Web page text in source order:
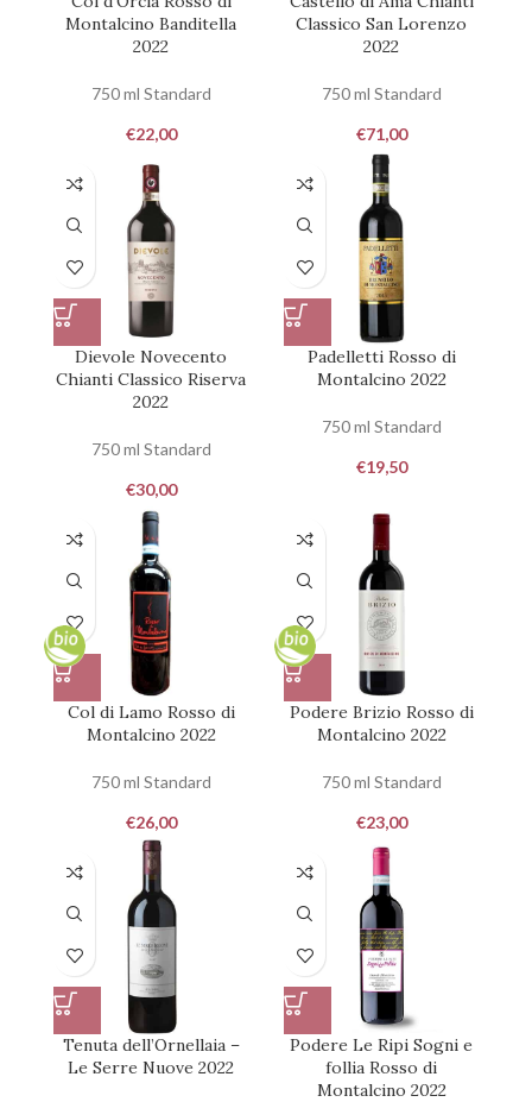
Montalcino Banditella
2022
750 ml Standard
€22,00
Classico San Lorenzo
2022
750 ml Standard
€71,00
Dievole Novecento
Chianti Classico Riserva
2022
750 ml Standard
€30,00
Padelletti Rosso di
Montalcino 2022
750 ml Standard
€19,50
Col di Lamo Rosso di
Montalcino 2022
750 ml Standard
€26,00
Podere Brizio Rosso di
Montalcino 2022
750 ml Standard
€23,00
Tenuta dell’Ornellaia –
Le Serre Nuove 2022
Podere Le Ripi Sogni e
follia Rosso di
Montalcino 2022